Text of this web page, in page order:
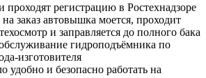
проходят регистрацию в Ростехнадзоре
заказ автовышка моется, проходит
и заправляется до полного бака
гидроподъёмника по
изготовителя
и безопасно работать на